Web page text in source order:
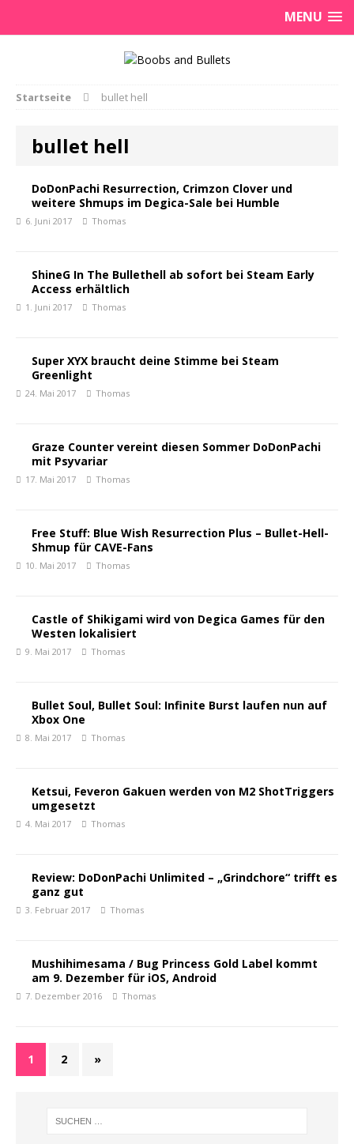
MENU
Startseite bullet hell
bullet hell
DoDonPachi Resurrection, Crimzon Clover und
weitere Shmups im Degica-Sale bei Humble
6. Juni 2017 Thomas
ShineG In The Bullethell ab sofort bei Steam Early
Access erhältlich
1. Juni 2017 Thomas
Super XYX braucht deine Stimme bei Steam
Greenlight
24. Mai 2017 Thomas
Graze Counter vereint diesen Sommer DoDonPachi
mit Psyvariar
17. Mai 2017 Thomas
Free Stuff: Blue Wish Resurrection Plus – Bullet-Hell-
Shmup für CAVE-Fans
10. Mai 2017 Thomas
Castle of Shikigami wird von Degica Games für den
Westen lokalisiert
9. Mai 2017 Thomas
Bullet Soul, Bullet Soul: Infinite Burst laufen nun auf
Xbox One
8. Mai 2017 Thomas
Ketsui, Feveron Gakuen werden von M2 ShotTriggers
umgesetzt
4. Mai 2017 Thomas
Review: DoDonPachi Unlimited – „Grindchore“ trifft es
ganz gut
3. Februar 2017 Thomas
Mushihimesama / Bug Princess Gold Label kommt
am 9. Dezember für iOS, Android
7. Dezember 2016 Thomas
1 2 »